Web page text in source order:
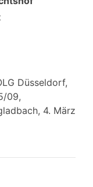
Düsseldorf,
09,
4. März